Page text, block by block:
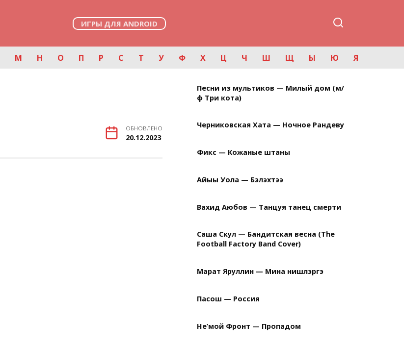
ИГРЫ ДЛЯ ANDROID
М Н О П Р С Т У Ф Х Ц Ч Ш Щ Ы Ю Я
ОБНОВЛЕНО
20.12.2023
Песни из мультиков — Милый дом (м/
ф Три кота)
Черниковская Хата — Ночное Рандеву
Фикс — Кожаные штаны
Айыы Уола — Бэлэхтээ
Вахид Аюбов — Танцуя танец смерти
Саша Скул — Бандитская весна (The
Football Factory Band Cover)
Марат Яруллин — Мина нишлэргэ
Пасош — Россия
Не’мой Фронт — Пропадом